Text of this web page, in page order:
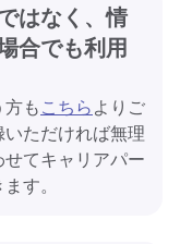
はなく、情
合でも利用
もこちらよりご
ただければ無理
てキャリアパー
す。